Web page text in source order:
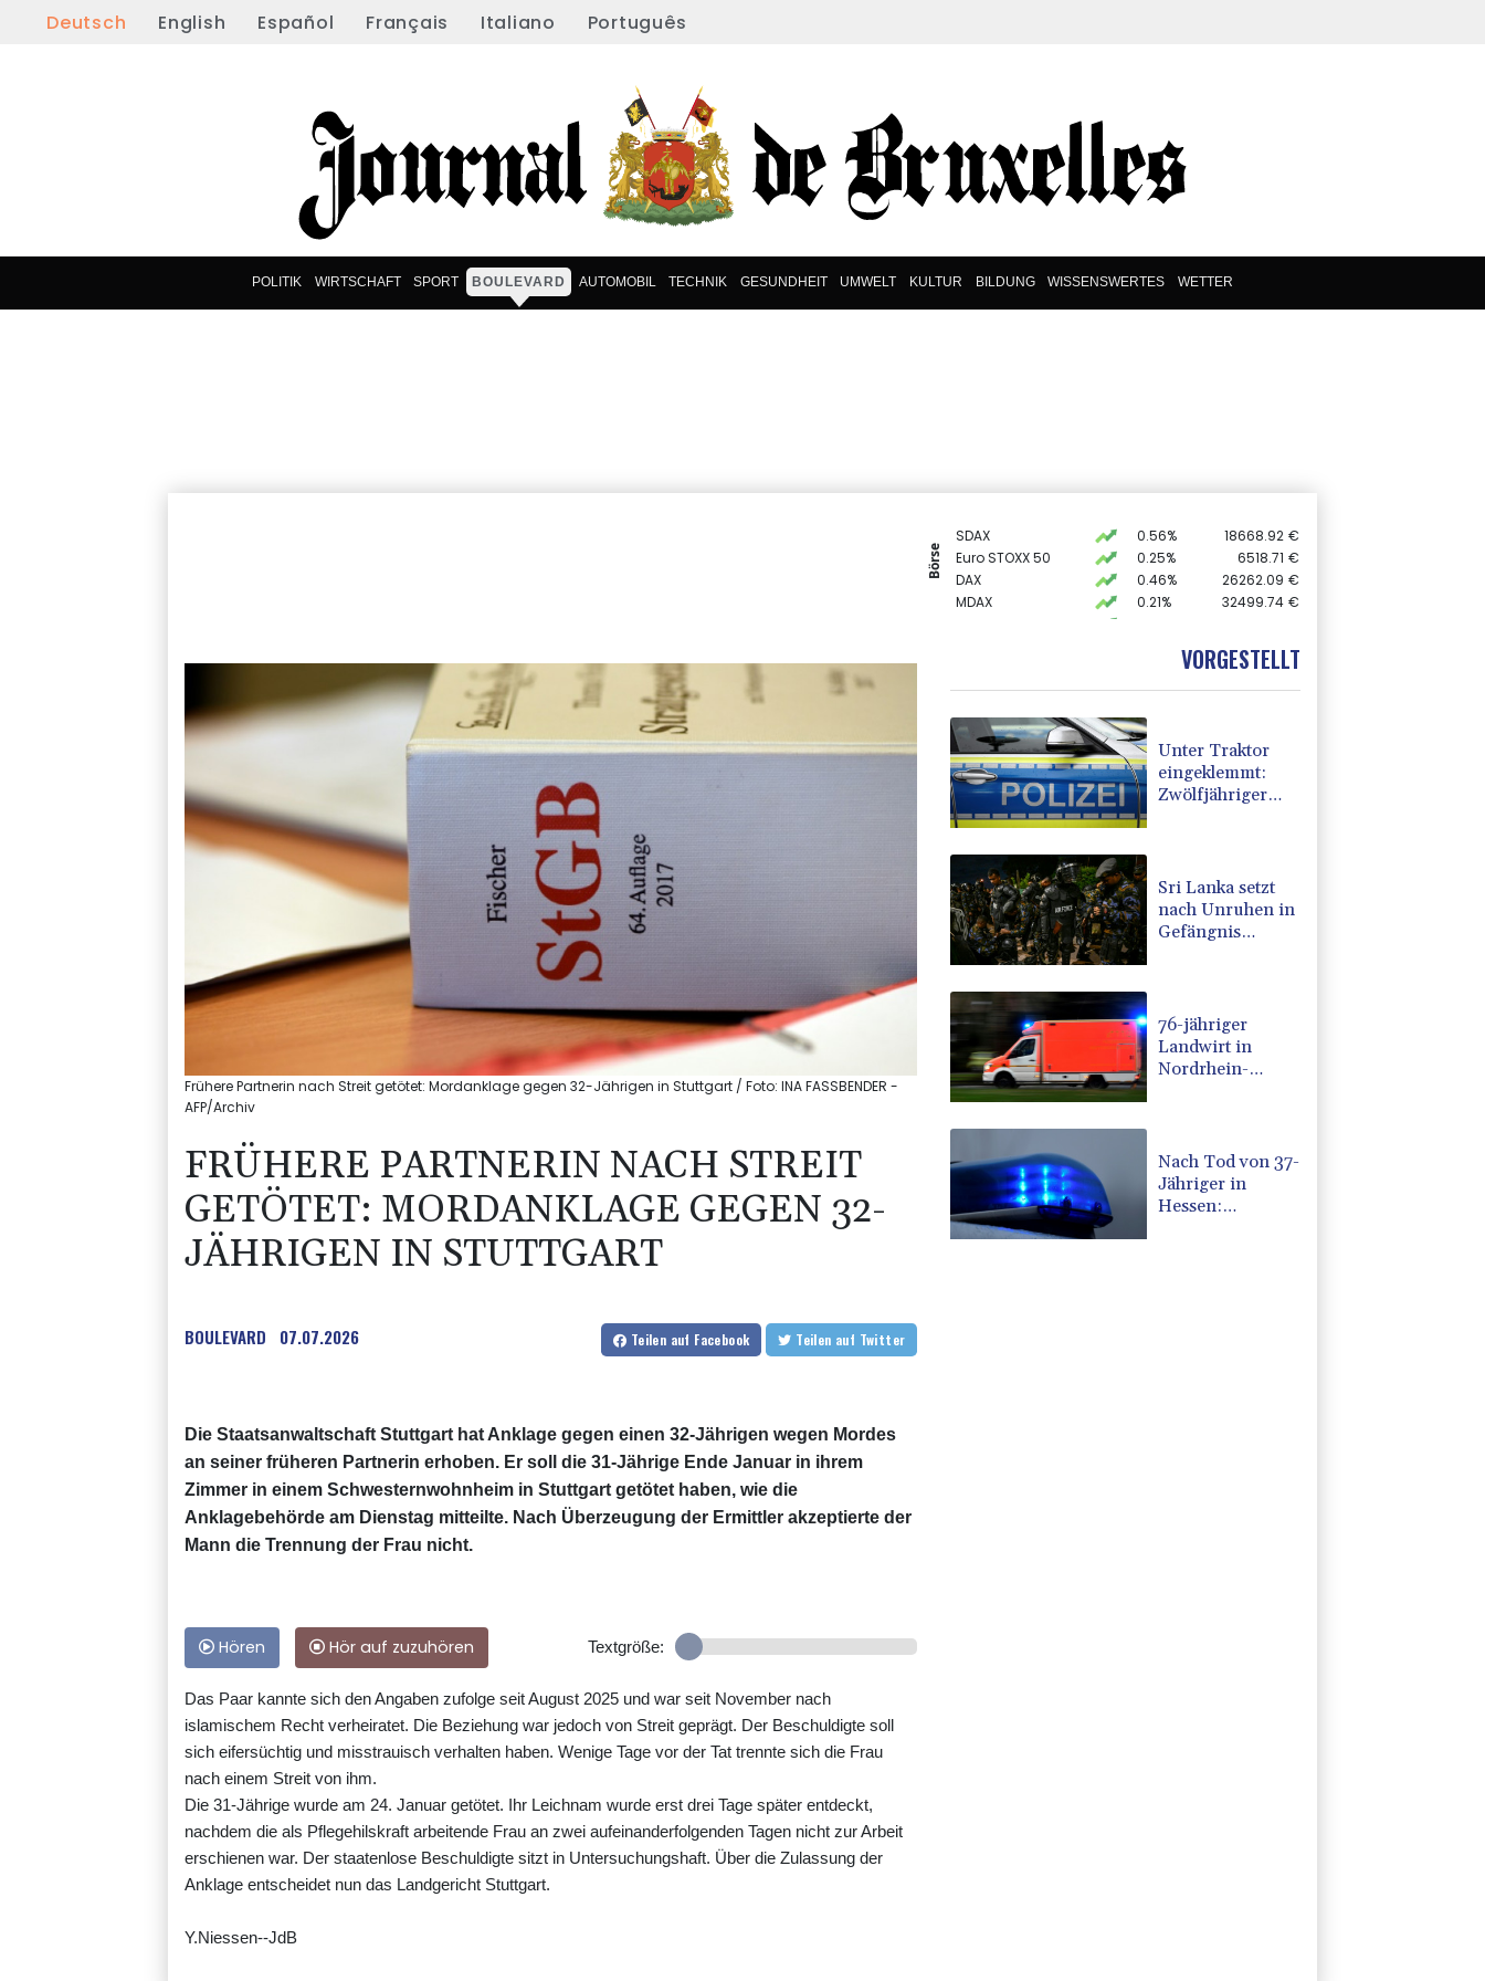
Deutsch English Español Français Italiano Português
POLITIK WIRTSCHAFT SPORT BOULEVARD AUTOMOBIL TECHNIK GESUNDHEIT UMWELT KULTUR BILDUNG WISSENSWERTES WETTER
Börse
SDAX 0.56% 18668.92 €
Euro STOXX 50
0.25% 6518.71 €
DAX
0.46% 26262.09 €
MDAX
0.21% 32499.74 €
4359.2 $
1.1523 $
Frühere Partnerin nach Streit getötet: Mordanklage gegen 32-Jährigen in Stuttgart / Foto: INA FASSBENDER -
AFP/Archiv
FRÜHERE PARTNERIN NACH STREIT
GETÖTET: MORDANKLAGE GEGEN 32-
JÄHRIGEN IN STUTTGART
BOULEVARD 07.07.2026 Teilen auf Facebook Teilen auf Twitter
Die Staatsanwaltschaft Stuttgart hat Anklage gegen einen 32-Jährigen wegen Mordes
an seiner früheren Partnerin erhoben. Er soll die 31-Jährige Ende Januar in ihrem
Zimmer in einem Schwesternwohnheim in Stuttgart getötet haben, wie die
Anklagebehörde am Dienstag mitteilte. Nach Überzeugung der Ermittler akzeptierte der
Mann die Trennung der Frau nicht.
Hören Hör auf zuzuhören Textgröße:
Das Paar kannte sich den Angaben zufolge seit August 2025 und war seit November nach
islamischem Recht verheiratet. Die Beziehung war jedoch von Streit geprägt. Der Beschuldigte soll
sich eifersüchtig und misstrauisch verhalten haben. Wenige Tage vor der Tat trennte sich die Frau
nach einem Streit von ihm.
Die 31-Jährige wurde am 24. Januar getötet. Ihr Leichnam wurde erst drei Tage später entdeckt,
nachdem die als Pflegehilskraft arbeitende Frau an zwei aufeinanderfolgenden Tagen nicht zur Arbeit
erschienen war. Der staatenlose Beschuldigte sitzt in Untersuchungshaft. Über die Zulassung der
Anklage entscheidet nun das Landgericht Stuttgart.
Y.Niessen--JdB
VORGESTELLT
Unter Traktor
eingeklemmt:
Zwölfjähriger
Sri Lanka setzt
nach Unruhen in
Gefängnis
76-jähriger
Landwirt in
Nordrhein-
Nach Tod von 37-
Jähriger in
Hessen: